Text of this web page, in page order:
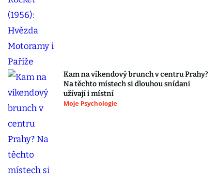
Kam na víkendový brunch v centru Prahy?
Na těchto místech si dlouhou snídani
užívají i místní
Moje Psychologie